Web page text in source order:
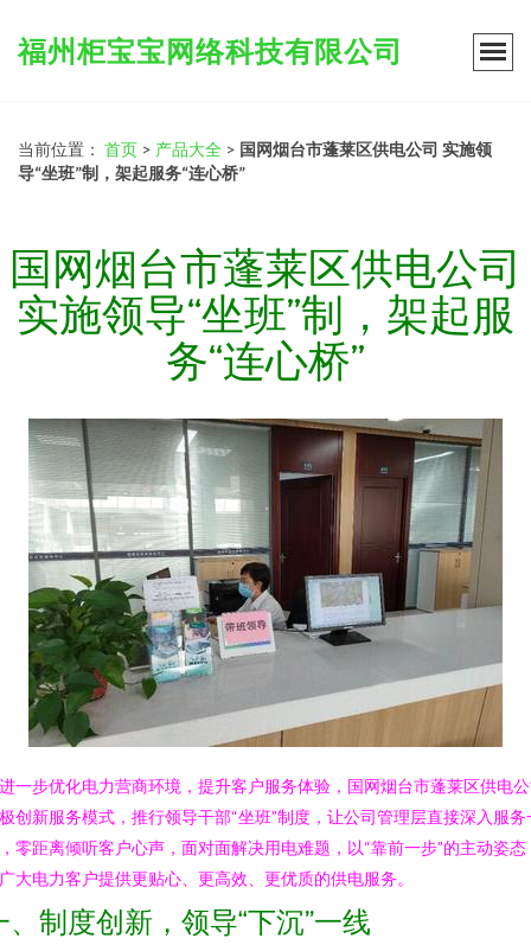
福州柜宝宝网络科技有限公司
当前位置： 首页 > 产品大全 > 国网烟台市蓬莱区供电公司 实施领
导“坐班”制，架起服务“连心桥”
国网烟台市蓬莱区供电公司
实施领导“坐班”制，架起服
务“连心桥”
一步优化电力营商环境，提升客户服务体验，国网烟台市蓬莱区供电
创新服务模式，推行领导干部“坐班”制度，让公司管理层直接深入服务
零距离倾听客户心声，面对面解决用电难题，以“靠前一步”的主动姿态
大电力客户提供更贴心、更高效、更优质的供电服务。
、制度创新，领导“下沉”一线